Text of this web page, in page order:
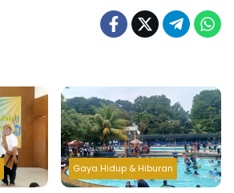
Gaya Hidup & Hiburan